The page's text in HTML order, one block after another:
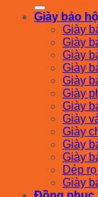
Giày bảo hộ
Giày
Giày
Giày
Giày
Giày
Giày
Giày
Giày
Giày
Giày
Giày
Dép
Giày